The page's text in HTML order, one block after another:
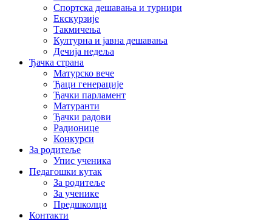
Спортска дешавања и турнири
Екскурзије
Такмичења
Културна и јавна дешавања
Дечија недеља
Ђачка страна
Матурско вече
Ђаци генерације
Ђачки парламент
Матуранти
Ђачки радови
Радионице
Конкурси
За родитеље
Упис ученика
Педагошки кутак
За родитеље
За ученике
Предшколци
Контакти